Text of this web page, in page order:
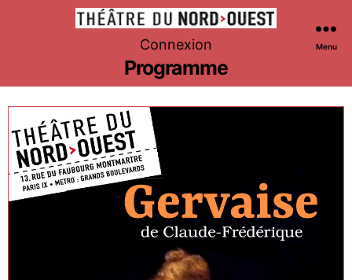
Théâtre
du
Nord-
Ouest
Connexion Menu
Programme